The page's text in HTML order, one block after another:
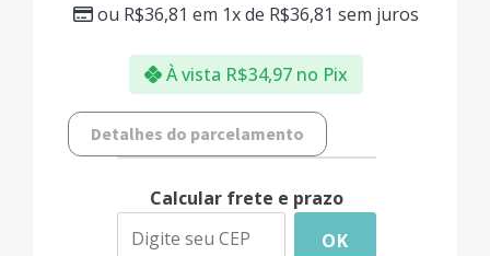
ou R$36,81 em 1x de R$36,81 sem juros
À vista R$34,97 no Pix
Detalhes do parcelamento
Calcular frete e prazo
OK